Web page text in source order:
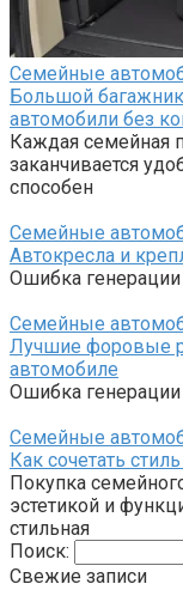
Семейные
Большой
автомобили без
Каждая семейная
заканчивается
способен
Семейные
Автокресла и
Ошибка генерации
Семейные
Лучшие форовые
автомобиле
Ошибка генерации
Семейные
Как сочетать
Покупка
эстетикой и
стильная
Поиск:
Свежие записи